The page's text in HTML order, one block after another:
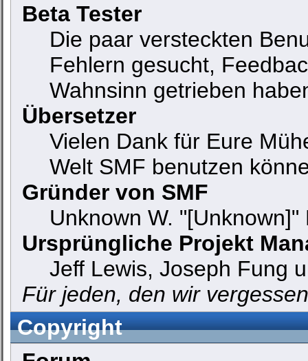
Beta Tester
Die paar versteckten
Fehlern gesucht,
Wahnsinn getrieben
Übersetzer
Vielen Dank für Eure
Welt SMF benutzen
Gründer von SMF
Unknown W. "[Unknown]"
Ursprüngliche Projekt
Jeff Lewis, Joseph Fung
Für jeden, den wir
Copyright